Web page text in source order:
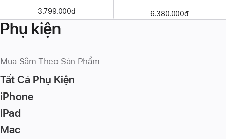
3.799.000đ 6.380.000đ
Phụ kiện
Mua Sắm Theo Sản Phẩm
Tất Cả Phụ Kiện
iPhone
iPad
Mac